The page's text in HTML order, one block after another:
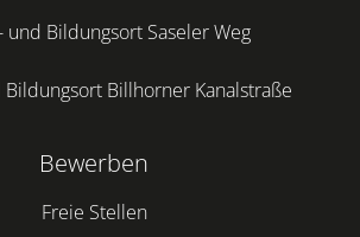
und Bildungsort Saseler Weg
Billhorner Kanalstraße
Bewerben
Freie Stellen